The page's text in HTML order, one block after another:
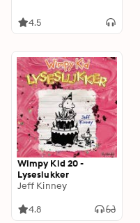
4.5
Wimpy Kid 20 -
Lyseslukker
Jeff Kinney
4.8